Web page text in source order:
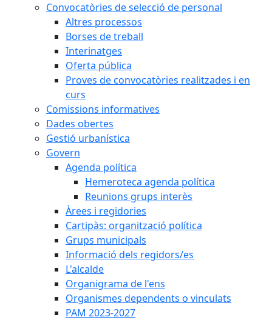
Convocatòries de selecció de personal
Altres processos
Borses de treball
Interinatges
Oferta pública
Proves de convocatòries realitzades i en
curs
Comissions informatives
Dades obertes
Gestió urbanística
Govern
Agenda política
Hemeroteca agenda política
Reunions grups interès
Àrees i regidories
Cartipàs: organització política
Grups municipals
Informació dels regidors/es
L'alcalde
Organigrama de l'ens
Organismes dependents o vinculats
PAM 2023-2027